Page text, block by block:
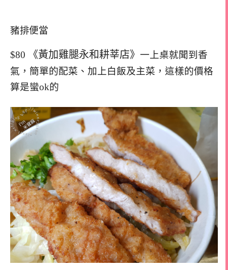
豬排便當
$80 《黃加雞腿永和耕莘店》 一上桌就聞到香
氣，簡單的配菜、加上白飯及主菜，這樣的價格
算是蠻ok的